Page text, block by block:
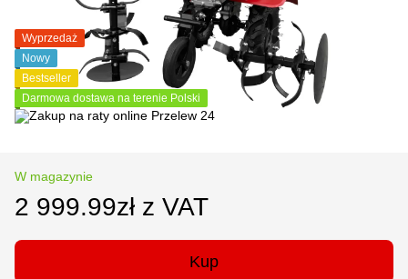
Wyprzedaż
Nowy
Bestseller
Darmowa dostawa na terenie Polski
W magazynie
2 999.99zł z VAT
Kup